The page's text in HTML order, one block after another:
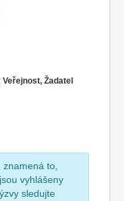
Veřejnost, Žadatel
to,
vyhlášeny
sledujte